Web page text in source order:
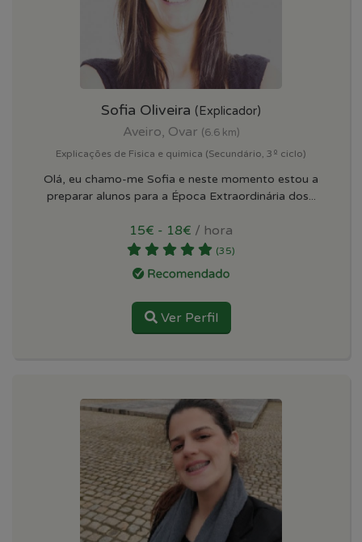
Sofia Oliveira (Explicador)
Aveiro, Ovar (6.6 km)
Explicações de Fisica e quimica (Secundário, 3º ciclo)
Olá, eu chamo-me Sofia e neste momento estou a
preparar alunos para a Época Extraordinária dos...
15€ - 18€ / hora
(35)
Ver Perfil